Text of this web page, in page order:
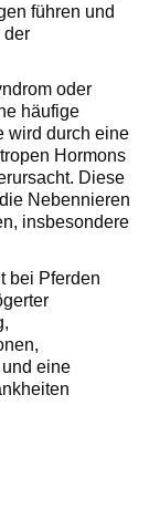
führen und
der
oder
häufige
wird durch eine
Hormons
Diese
Nebennieren
insbesondere
bei Pferden
eine